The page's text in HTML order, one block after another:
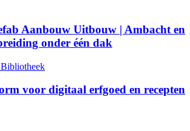
Aanbouw Uitbouw | Ambacht en
onder één dak
voor digitaal erfgoed en recepten